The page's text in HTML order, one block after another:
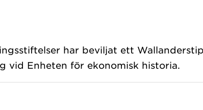
har beviljat ett